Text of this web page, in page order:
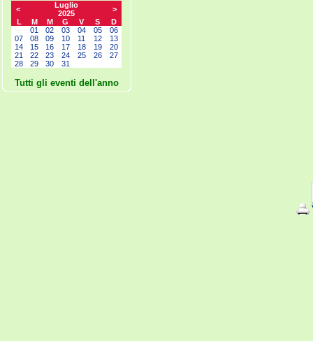
<
Luglio
2025
>
L
M M G V S
D
01 02 03 04 05
06
07
08 09 10 11 12
13
14
15 16 17 18 19
20
21
22 23 24 25 26
27
28
29 30 31
Tutti gli eventi dell'anno